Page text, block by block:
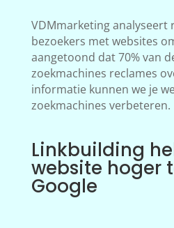
VDMmarketing analyseert
bezoekers met websites
aangetoond dat 70% van
zoekmachines reclames
informatie kunnen we je
zoekmachines verbeteren.
Linkbuilding
website hoger
Google